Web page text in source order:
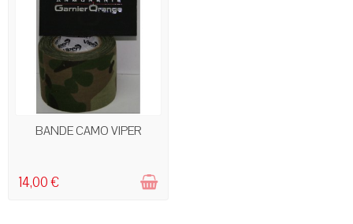
RUPTURE DE STOCK
BANDE CAMO VIPER
14,00 €